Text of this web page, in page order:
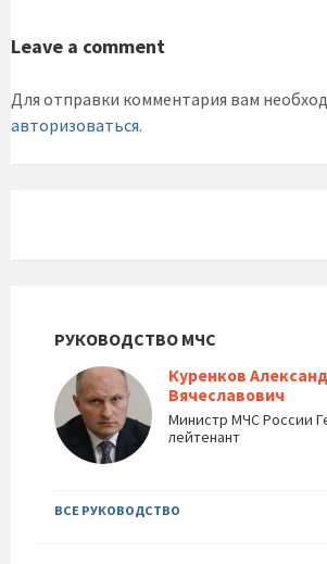
Leave a comment
Для отправки комментария вам
авторизоваться.
РУКОВОДСТВО МЧС
Куренков
Вячеславович
Министр МЧС России
лейтенант
ВСЕ РУКОВОДСТВО